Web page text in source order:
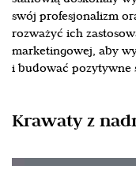
swój profesjonalizm
rozważyć ich
marketingowej, aby
i budować pozytywne
Krawaty z